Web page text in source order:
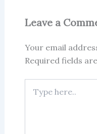
Leave a
Your email
Required fields
here..